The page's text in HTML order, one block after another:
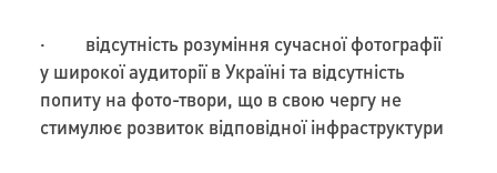
· відсутність розуміння сучасної фотографії
у широкої аудиторії в Україні та відсутність
попиту на фото-твори, що в свою чергу не
стимулює розвиток відповідної інфраструктури